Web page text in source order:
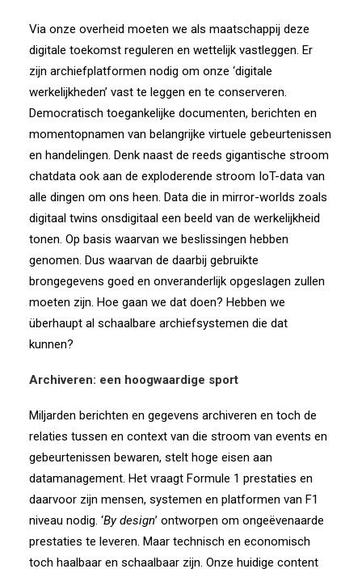
Via onze overheid moeten we als maatschappij deze
digitale toekomst reguleren en wettelijk vastleggen. Er
zijn archiefplatformen nodig om onze ‘digitale
werkelijkheden’ vast te leggen en te conserveren.
Democratisch toegankelijke documenten, berichten en
momentopnamen van belangrijke virtuele gebeurtenissen
en handelingen. Denk naast de reeds gigantische stroom
chatdata ook aan de exploderende stroom IoT-data van
alle dingen om ons heen. Data die in mirror-worlds zoals
digitaal twins onsdigitaal een beeld van de werkelijkheid
tonen. Op basis waarvan we beslissingen hebben
genomen. Dus waarvan de daarbij gebruikte
brongegevens goed en onveranderlijk opgeslagen zullen
moeten zijn. Hoe gaan we dat doen? Hebben we
überhaupt al schaalbare archiefsystemen die dat
kunnen?
Archiveren: een hoogwaardige sport
Miljarden berichten en gegevens archiveren en toch de
relaties tussen en context van die stroom van events en
gebeurtenissen bewaren, stelt hoge eisen aan
datamanagement. Het vraagt Formule 1 prestaties en
daarvoor zijn mensen, systemen en platformen van F1
niveau nodig. ‘By design’ ontworpen om ongeëvenaarde
prestaties te leveren. Maar technisch en economisch
toch haalbaar en schaalbaar zijn. Onze huidige content